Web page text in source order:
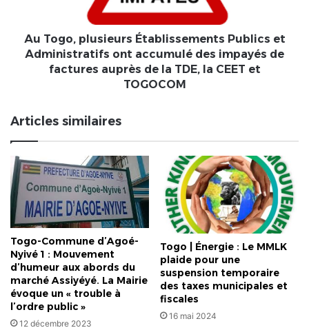
impayés
la
CEET
et
TOGOCOM
Au Togo, plusieurs Établissements Publics et
Administratifs ont accumulé des impayés de
factures auprès de la TDE, la CEET et
TOGOCOM
Articles similaires
Togo-Commune d’Agoé-
Nyivé 1 : Mouvement
d’humeur aux abords du
marché Assiyéyé. La Mairie
évoque un « trouble à
l’ordre public »
12 décembre 2023
Togo | Énergie : Le MMLK
plaide pour une
suspension temporaire
des taxes municipales et
fiscales
16 mai 2024